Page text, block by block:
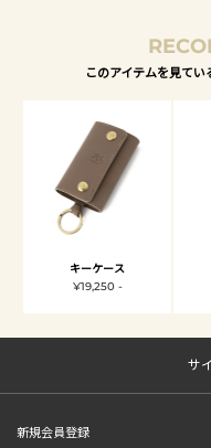
このアイテムを見て
キーケース
¥19,250 -
サ
新規会員登録